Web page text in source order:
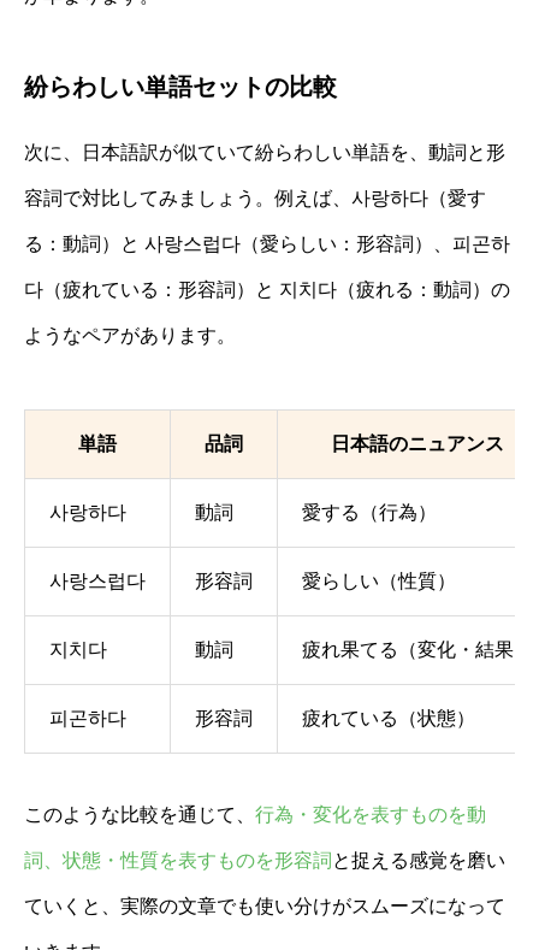
紛らわしい単語セットの比較
次に、日本語訳が似ていて紛らわしい単語を、動詞と形
容詞で対比してみましょう。例えば、사랑하다（愛す
る：動詞）と 사랑스럽다（愛らしい：形容詞）、피곤하
다（疲れている：形容詞）と 지치다（疲れる：動詞）の
ようなペアがあります。
単語 品詞 日本語のニュアンス
사랑하다 動詞 愛する（行為）
사랑스럽다 形容詞 愛らしい（性質）
지치다 動詞 疲れ果てる（変化・結果）
피곤하다 形容詞 疲れている（状態）
このような比較を通じて、 行為・変化を表すものを動
詞、状態・性質を表すものを形容詞 と捉える感覚を磨い
ていくと、実際の文章でも使い分けがスムーズになって